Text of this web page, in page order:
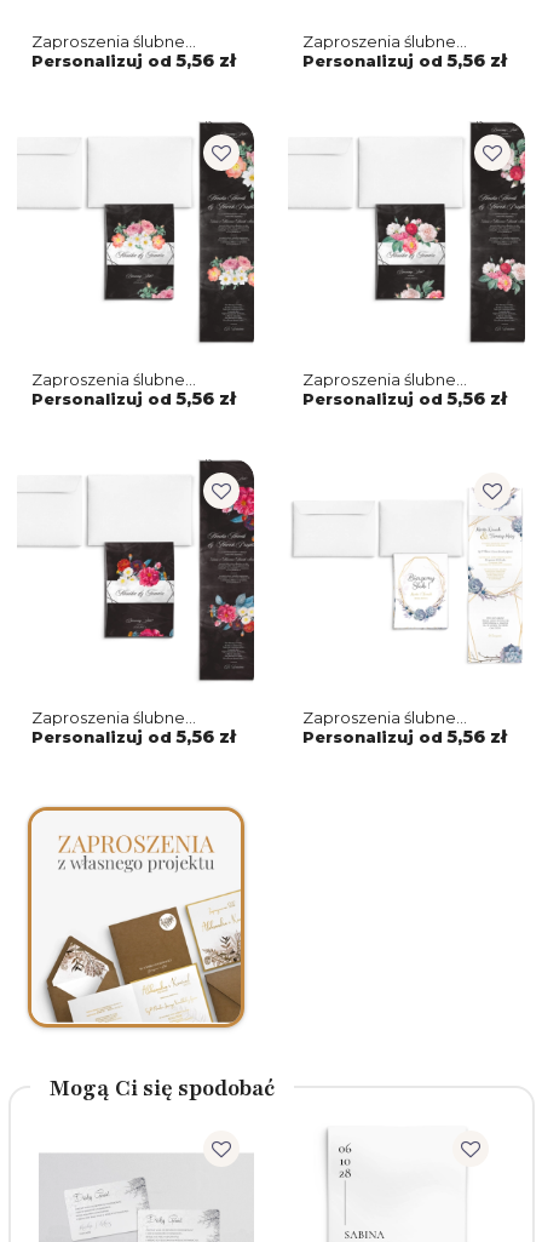
Zaproszenia ślubne
Harmonijka - Name
Motyw 2
Personalizuj od 5,56 zł
Zaproszenia ślubne
Harmonijka - Name
Motyw 1
Personalizuj od 5,56 zł
Zaproszenia ślubne
Harmonijka - Black
Flowers Motyw 3
Personalizuj od 5,56 zł
Zaproszenia ślubne
Harmonijka - Black
Flowers Motyw 2
Personalizuj od 5,56 zł
Zaproszenia ślubne
Harmonijka - Black
Flowers Motyw 1
Personalizuj od 5,56 zł
Zaproszenia ślubne
Harmonijka - Flowers &
Frame Motyw 6
Personalizuj od 5,56 zł
Mogą Ci się spodobać